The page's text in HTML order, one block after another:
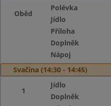
Oběd
Polévka
Jídlo
Příloha
Doplněk
Nápoj
Svačina (14:30 - 14:45)
1
Jídlo
Doplněk